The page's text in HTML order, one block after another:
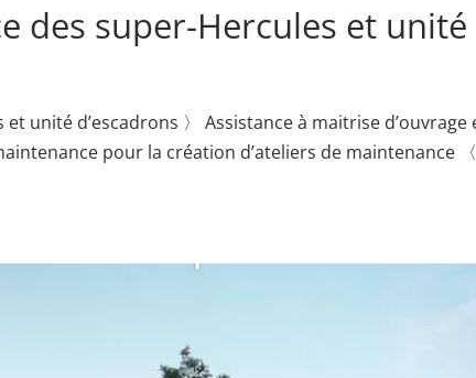
des super-Hercules et unité
unité d’escadrons 〉 Assistance à maitrise d’ouvrage
pour la création d’ateliers de maintenance